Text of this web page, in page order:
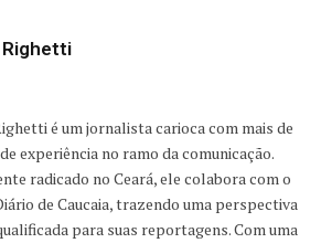
Righetti
é um jornalista carioca com mais de
experiência no ramo da comunicação.
radicado no Ceará, ele colabora com o
de Caucaia, trazendo uma perspectiva
para suas reportagens. Com uma